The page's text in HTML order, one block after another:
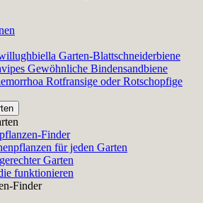
Garten-Blattschneiderbiene
Gewöhnliche Bindensandbiene
Rotfransige oder Rotschopfige
Finder
für jeden Garten
Garten
funktionieren
Finder